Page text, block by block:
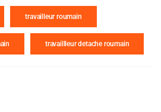
travailleur roumain
travaillleur detache roumain